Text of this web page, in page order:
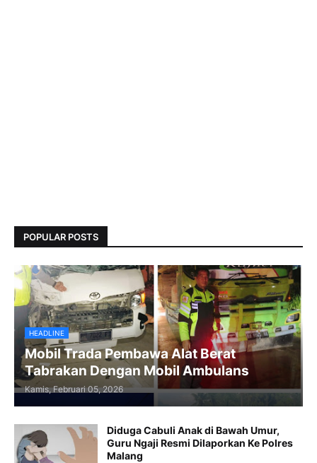
POPULAR POSTS
HEADLINE
Mobil Trada Pembawa Alat Berat
Tabrakan Dengan Mobil Ambulans
Kamis, Februari 05, 2026
Diduga Cabuli Anak di Bawah Umur,
Guru Ngaji Resmi Dilaporkan Ke Polres
Malang